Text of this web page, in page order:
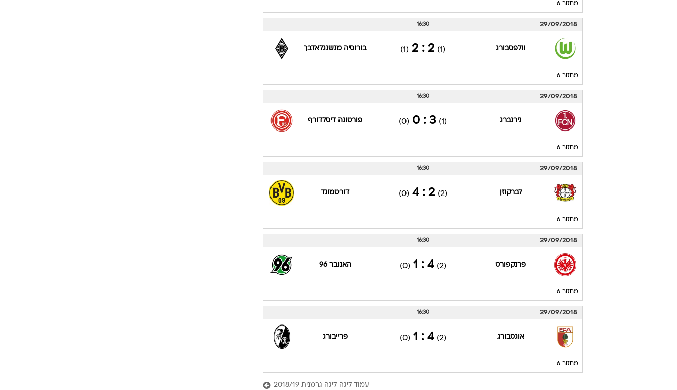
מחזור 6
29/09/2018
16:30
וולפסבורג (1)
2 : 2
(1) בורוסיה מנשנגלאדבך
מחזור 6
29/09/2018
16:30
נירנברג (1)
3 : 0
(0) פורטונה דיסלדורף
מחזור 6
29/09/2018
16:30
לברקוזן (2)
2 : 4
(0) דורטמונד
מחזור 6
29/09/2018
16:30
פרנקפורט (2)
4 : 1
(0) האנובר 96
מחזור 6
29/09/2018
16:30
אוגסבורג (2)
4 : 1
(0) פרייבורג
מחזור 6
עמוד ליגה ליגה גרמנית 2018/19